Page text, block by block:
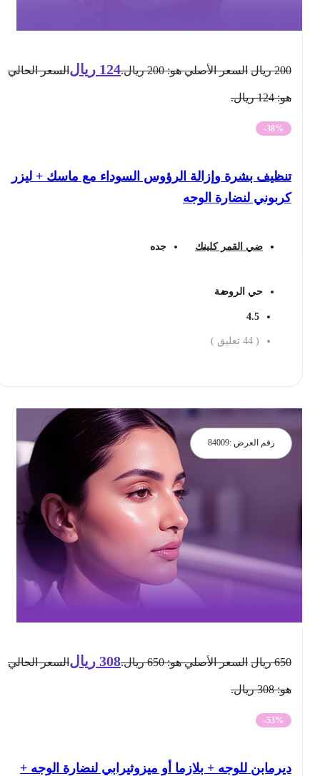
ريال السعر الأصلي هو: 200 ريال. 124 ريال السعر الحالي
-38%
تنظيف بشرة وإزالة الرؤوس السوداء مع ماسك + ليزر
كربوني لنضارة الوجه
ضي القمر كلينك جده
حي الروضة
4.5
44 تعليق )
رقم العرض :84009
ريال السعر الأصلي هو: 650 ريال. 308 ريال السعر الحالي
-53%
ديرمابن للوجه + بلازما أو ميزوثيرابي لنضارة الوجه +